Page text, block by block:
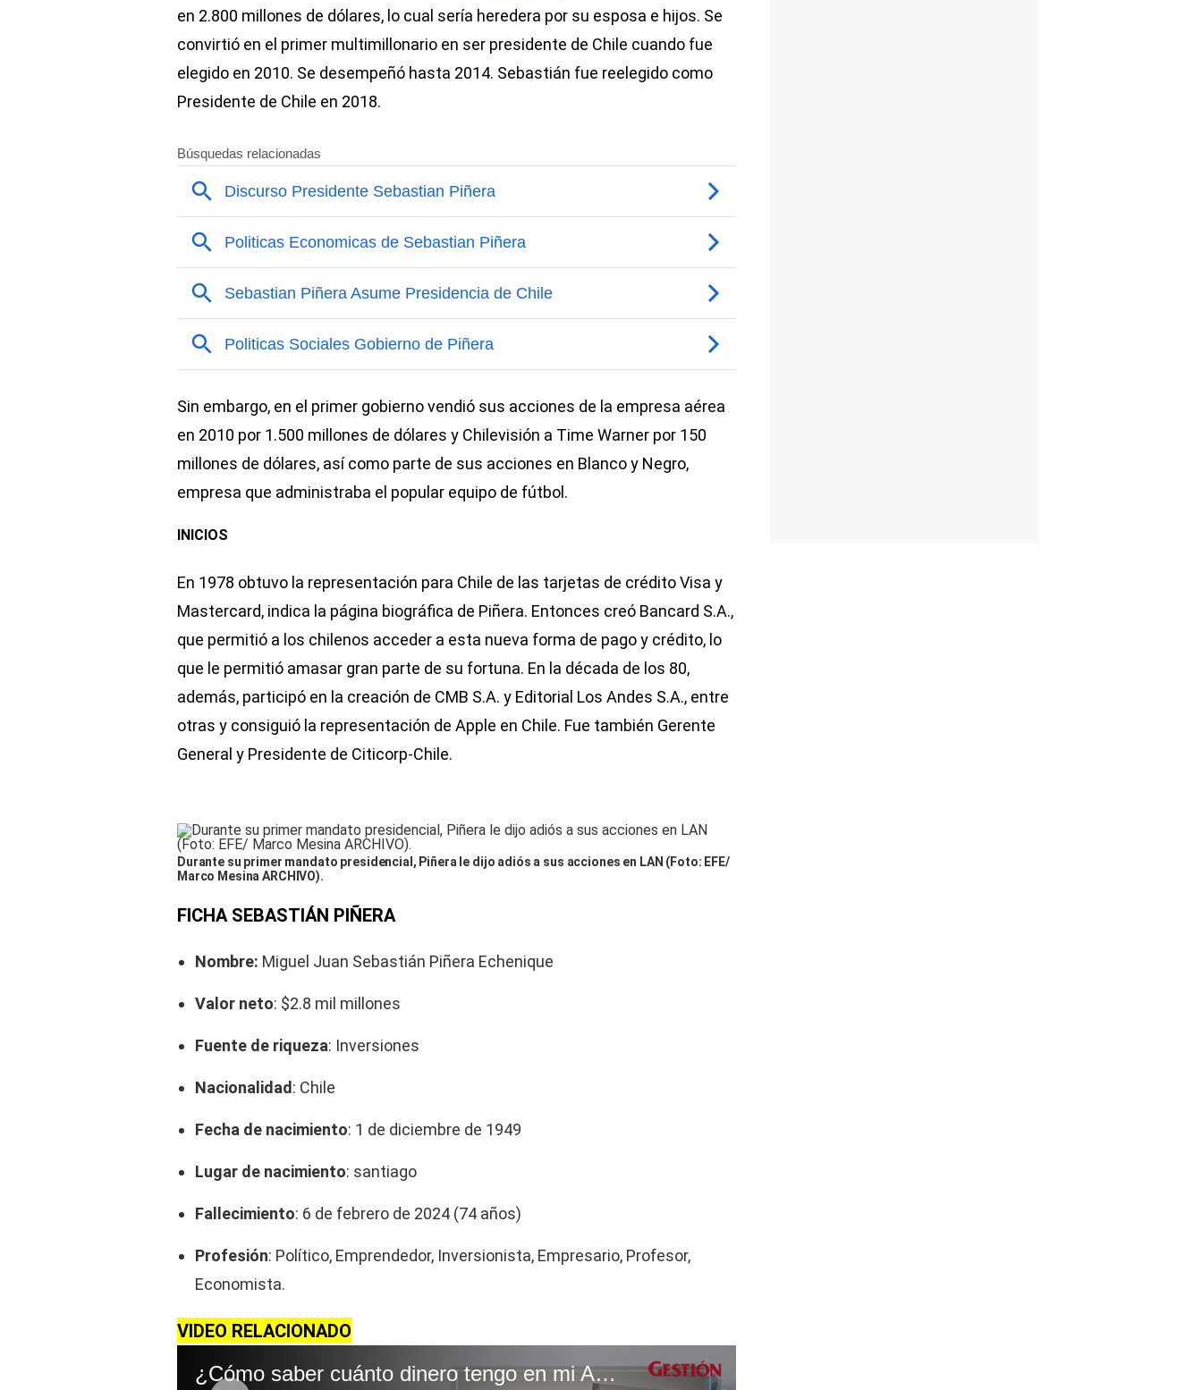
en 2.800 millones de dólares, lo cual sería heredera por su esposa e hijos. Se
convirtió en el primer multimillonario en ser presidente de Chile cuando fue
elegido en 2010. Se desempeñó hasta 2014. Sebastián fue reelegido como
Presidente de Chile en 2018.
Sin embargo, en el primer gobierno vendió sus acciones de la empresa aérea
en 2010 por 1.500 millones de dólares y Chilevisión a Time Warner por 150
millones de dólares, así como parte de sus acciones en Blanco y Negro,
empresa que administraba el popular equipo de fútbol.
INICIOS
En 1978 obtuvo la representación para Chile de las tarjetas de crédito Visa y
Mastercard, indica la página biográfica de Piñera. Entonces creó Bancard S.A.,
que permitió a los chilenos acceder a esta nueva forma de pago y crédito, lo
que le permitió amasar gran parte de su fortuna. En la década de los 80,
además, participó en la creación de CMB S.A. y Editorial Los Andes S.A., entre
otras y consiguió la representación de Apple en Chile. Fue también Gerente
General y Presidente de Citicorp-Chile.
Durante su primer mandato presidencial, Piñera le dijo adiós a sus acciones en LAN (Foto: EFE/
Marco Mesina ARCHIVO).
FICHA SEBASTIÁN PIÑERA
Nombre: Miguel Juan Sebastián Piñera Echenique
Valor neto: $2.8 mil millones
Fuente de riqueza: Inversiones
Nacionalidad : Chile
Fecha de nacimiento: 1 de diciembre de 1949
Lugar de nacimiento: santiago
Fallecimiento: 6 de febrero de 2024 (74 años)
Profesión: Político, Emprendedor, Inversionista, Empresario, Profesor,
Economista.
VIDEO RELACIONADO
¿Cómo saber cuánto dinero tengo en mi AFP?